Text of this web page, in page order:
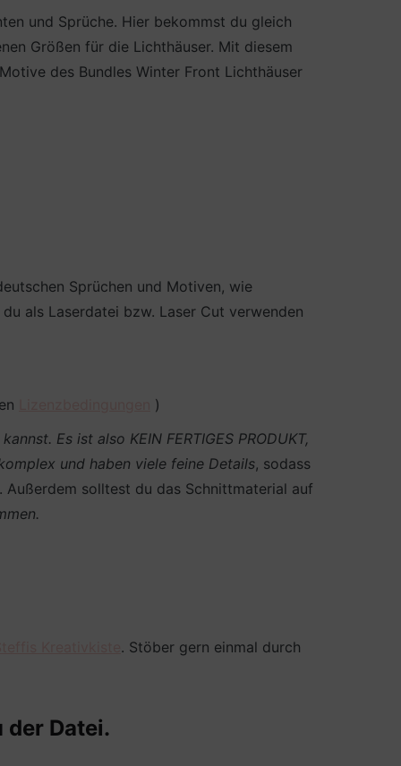
und Sprüche. Hier bekommst du gleich
Größen für die Lichthäuser. Mit diesem
des Bundles Winter Front Lichthäuser
Sprüchen und Motiven, wie
als Laserdatei bzw. Laser Cut verwenden
)
Es ist also KEIN FERTIGES PRODUKT,
und haben viele feine Details, sodass
solltest du das Schnittmaterial auf
. Stöber gern einmal durch
Datei.